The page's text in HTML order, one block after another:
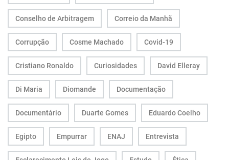
Conselho de Arbitragem Correio da Manhã
Corrupção Cosme Machado Covid-19
Cristiano Ronaldo Curiosidades David Elleray
Di Maria Diomande Documentação
Documentário Duarte Gomes Eduardo Coelho
Egipto Empurrar ENAJ Entrevista